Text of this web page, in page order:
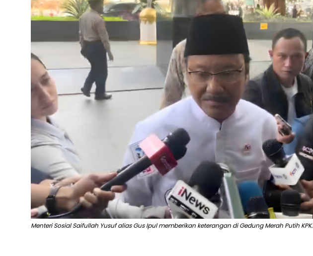
Menteri Sosial Saifullah Yusuf alias Gus Ipul memberikan keterangan di Gedung Merah Putih KPK.